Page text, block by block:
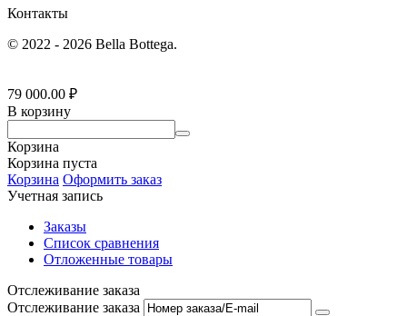
Контакты
© 2022 - 2026 Bella Bottega.
79 000.00 ₽
В корзину
Корзина
Корзина пуста
Корзина Оформить заказ
Учетная запись
Заказы
Список сравнения
Отложенные товары
Отслеживание заказа
Отслеживание заказа